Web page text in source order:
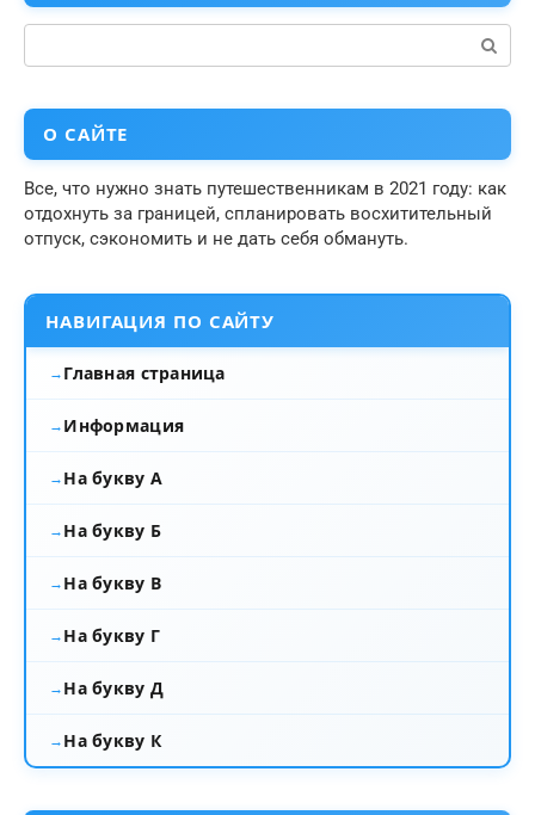
О САЙТЕ
Все, что нужно знать путешественникам в 2021 году: как
отдохнуть за границей, спланировать восхитительный
отпуск, сэкономить и не дать себя обмануть.
НАВИГАЦИЯ ПО САЙТУ
Главная страница
Информация
На букву А
На букву Б
На букву В
На букву Г
На букву Д
На букву К